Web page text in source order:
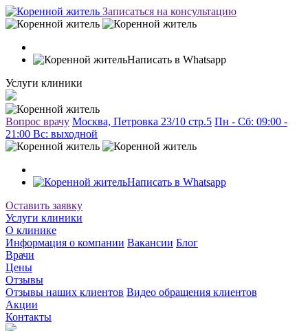
Записаться на консультацию
Написать в Whatsapp
Услуги клиники
Вопрос врачу Москва, Петровка 23/10 стр.5 Пн - Сб: 09:00 -
21:00 Вc: выходной
Написать в Whatsapp
Оставить заявку
Услуги клиники
О клинике
Информация о компании Вакансии Блог
Врачи
Цены
Отзывы
Отзывы наших клиентов Видео обращения клиентов
Акции
Контакты